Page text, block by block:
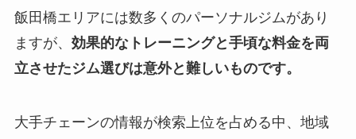
飯田橋エリアには数多くのパーソナルジムがあり
ますが、 効果的なトレーニングと手頃な料金を両
立させたジム選びは意外と難しいものです。
大手チェーンの情報が検索上位を占める中、地域